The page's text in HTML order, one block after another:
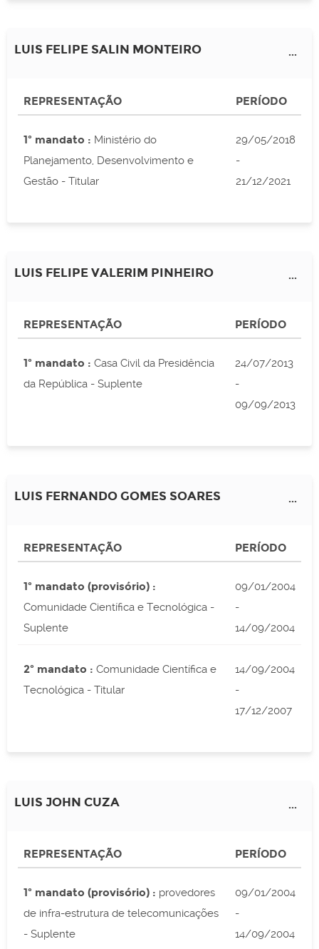
LUIS FELIPE SALIN MONTEIRO ...
REPRESENTAÇÃO PERÍODO
1º mandato : Ministério do
Planejamento, Desenvolvimento e
Gestão - Titular
29/05/2018
-
21/12/2021
LUIS FELIPE VALERIM PINHEIRO ...
REPRESENTAÇÃO PERÍODO
1º mandato : Casa Civil da Presidência
da República - Suplente
24/07/2013
-
09/09/2013
LUIS FERNANDO GOMES SOARES ...
REPRESENTAÇÃO PERÍODO
1º mandato (provisório) :
Comunidade Científica e Tecnológica -
Suplente
09/01/2004
-
14/09/2004
2º mandato : Comunidade Científica e
Tecnológica - Titular
14/09/2004
-
17/12/2007
LUIS JOHN CUZA ...
REPRESENTAÇÃO PERÍODO
1º mandato (provisório) : provedores
de infra-estrutura de telecomunicações
- Suplente
09/01/2004
-
14/09/2004